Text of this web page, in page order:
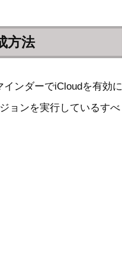
方法
ンダーでiCloudを有効に
ョンを実行しているすべ